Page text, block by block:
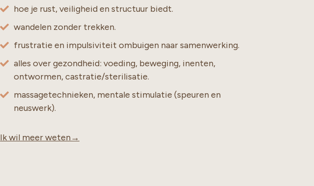
hoe je rust, veiligheid en structuur biedt.
wandelen zonder trekken.
frustratie en impulsiviteit ombuigen naar samenwerking.
alles over gezondheid: voeding, beweging, inenten,
ontwormen, castratie/sterilisatie.
massagetechnieken, mentale stimulatie (speuren en
neuswerk).
Ik wil meer weten→